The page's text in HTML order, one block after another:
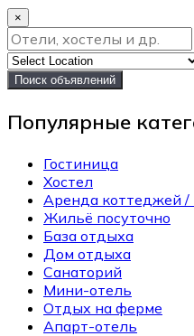
×
Поиск объявлений
Популярные
Гостиница
Хостел
Аренда коттеджей /
Жильё посуточно
База отдыха
Дом отдыха
Санаторий
Мини-отель
Отдых на ферме
Апарт-отель